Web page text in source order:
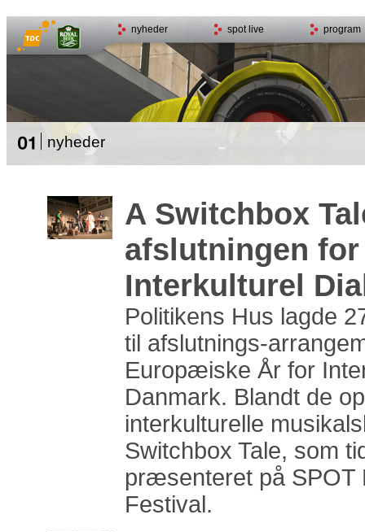
nyheder spot live program
nyheder
A Switchbox
afslutningen
Interkulturel
Politikens Hus lagde
til afslutnings-
Europæiske År for
Danmark. Blandt de
interkulturelle
Switchbox Tale, som
præsenteret på SPOT
Festival.